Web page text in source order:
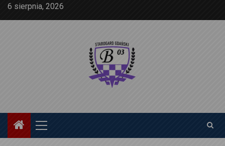
Skip6 sierpnia, 2026
Primary
Menu